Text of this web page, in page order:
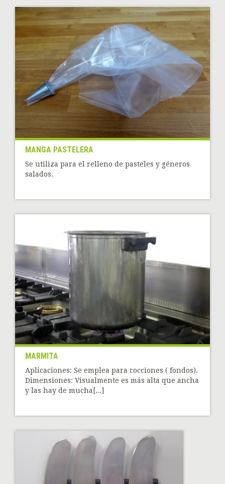
MANGA PASTELERA
Se utiliza para el relleno de pasteles y géneros
salados.
MARMITA
Aplicaciones: Se emplea para cocciones ( fondos).
Dimensiones: Visualmente es más alta que ancha
y las hay de mucha[...]